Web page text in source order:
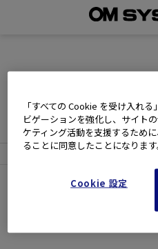
現在、買い物かごには商品が
お買い物を続けるには下の 「
してください。
元の画面に戻っ
「すべての Cookie を受け入れ
ビゲーションを強化し、サイト
ケティング活動を支援するため
ることに同意したことになります
Cookie 設定